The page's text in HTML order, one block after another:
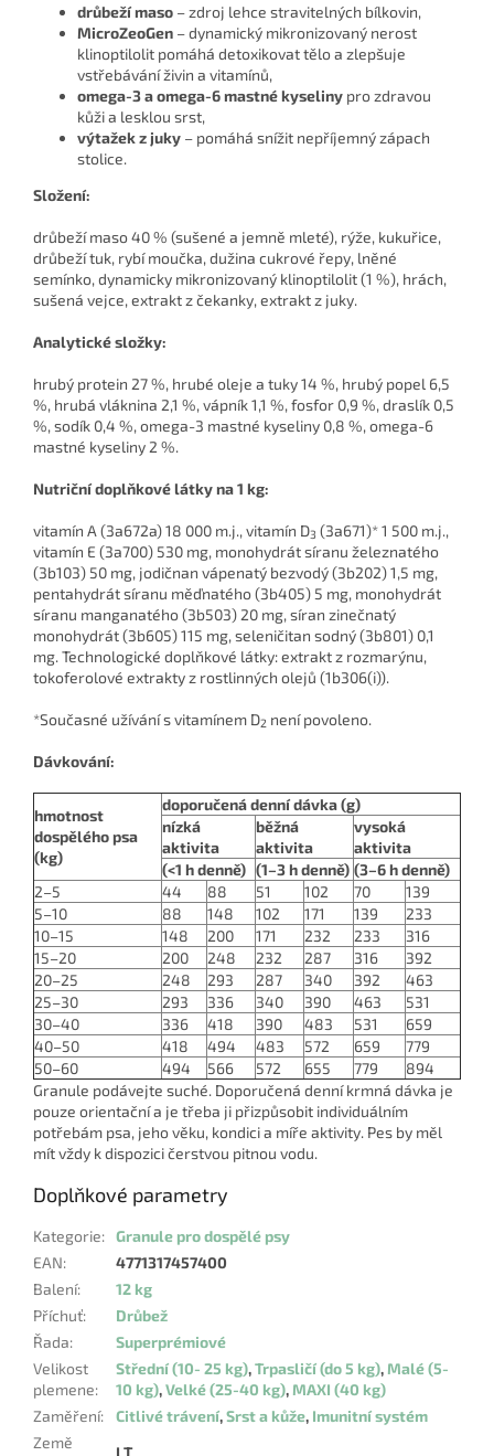
drůbeží maso – zdroj lehce stravitelných bílkovin,
MicroZeoGen – dynamický mikronizovaný nerost
klinoptilolit pomáhá detoxikovat tělo a zlepšuje
vstřebávání živin a vitamínů,
omega-3 a omega-6 mastné kyseliny pro zdravou
kůži a lesklou srst,
výtažek z juky – pomáhá snížit nepříjemný zápach
stolice.
Složení:
drůbeží maso 40 % (sušené a jemně mleté), rýže, kukuřice,
drůbeží tuk, rybí moučka, dužina cukrové řepy, lněné
semínko, dynamicky mikronizovaný klinoptilolit (1 %), hrách,
sušená vejce, extrakt z čekanky, extrakt z juky.
Analytické složky:
hrubý protein 27 %, hrubé oleje a tuky 14 %, hrubý popel 6,5
%, hrubá vláknina 2,1 %, vápník 1,1 %, fosfor 0,9 %, draslík 0,5
%, sodík 0,4 %, omega-3 mastné kyseliny 0,8 %, omega-6
mastné kyseliny 2 %.
Nutriční doplňkové látky na 1 kg:
vitamín A (3a672a) 18 000 m.j., vitamín D3 (3a671)* 1 500 m.j.,
vitamín E (3a700) 530 mg, monohydrát síranu železnatého
(3b103) 50 mg, jodičnan vápenatý bezvodý (3b202) 1,5 mg,
pentahydrát síranu měďnatého (3b405) 5 mg, monohydrát
síranu manganatého (3b503) 20 mg, síran zinečnatý
monohydrát (3b605) 115 mg, seleničitan sodný (3b801) 0,1
mg. Technologické doplňkové látky: extrakt z rozmarýnu,
tokoferolové extrakty z rostlinných olejů (1b306(i)).
*Současné užívání s vitamínem D2 není povoleno.
Dávkování:
hmotnost
dospělého psa
(kg)
doporučená denní dávka (g)
nízká
aktivita
běžná
aktivita
vysoká
aktivita
(<1 h denně) (1–3 h denně) (3–6 h denně)
2–5
44 88 51 102 70
139
5–10
88 148 102 171 139
233
10–15
148 200 171 232 233
316
15–20
200 248 232 287 316
392
20–25
248 293 287 340 392
463
25–30
293 336 340 390 463
531
30–40
336 418 390 483 531
659
40–50
418 494 483 572 659
779
50–60
494 566 572 655 779
894
Granule podávejte suché. Doporučená denní krmná dávka je
pouze orientační a je třeba ji přizpůsobit individuálním
potřebám psa, jeho věku, kondici a míře aktivity. Pes by měl
mít vždy k dispozici čerstvou pitnou vodu.
Doplňkové parametry
Kategorie: Granule pro dospělé psy
EAN:
4771317457400
Balení:
12 kg
Příchuť:
Drůbež
Řada:
Superprémiové
Velikost
plemene:
Střední (10- 25 kg),Trpasličí (do 5 kg), Malé (5-
10 kg),Velké (25-40 kg), MAXI (40 kg)
Zaměření: Citlivé trávení,Srst a kůže, Imunitní systém
Země
LT